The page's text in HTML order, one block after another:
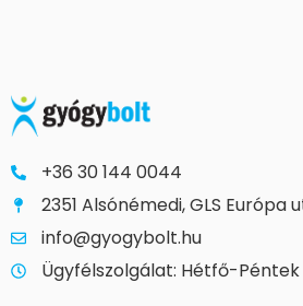
+36 30 144 0044
2351 Alsónémedi, GLS Európa
info@gyogybolt.hu
Ügyfélszolgálat: Hétfő-Péntek